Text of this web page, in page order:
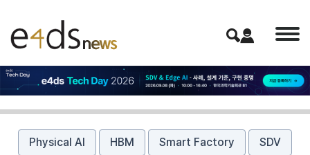
Physical AI HBM Smart Factory SDV